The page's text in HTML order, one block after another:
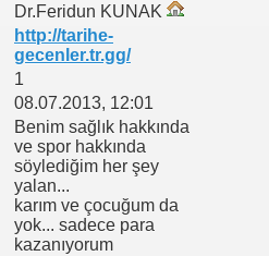
Dr.Feridun KUNAK
http://tarihe-
gecenler.tr.gg/
1
08.07.2013, 12:01
Benim sağlık hakkında
ve spor hakkında
söylediğim her şey
yalan...
karım ve çocuğum da
yok... sadece para
kazanıyorum